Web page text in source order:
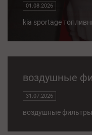
01.08.2026
kia sportage
воздушные
31.07.2026
воздушные